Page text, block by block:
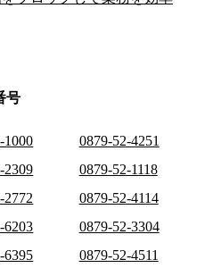
号
1000
0879-52-4251
2309
0879-52-1118
2772
0879-52-4114
6203
0879-52-3304
6395
0879-52-4511